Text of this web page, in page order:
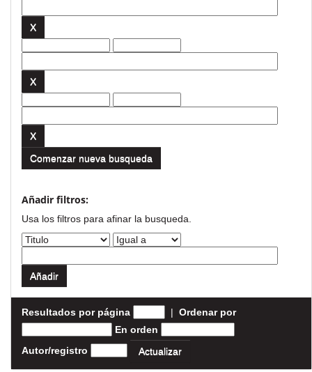
Comenzar nueva busqueda
Añadir filtros:
Usa los filtros para afinar la busqueda.
Resultados por página | Ordenar por
En orden
Autor/registro